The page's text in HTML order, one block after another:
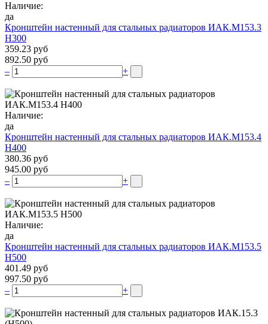
Наличие:
да
Кронштейн настенный для стальных радиаторов ИАК.М153.3
Н300
359.23 руб
892.50 руб
–
+
Наличие:
да
Кронштейн настенный для стальных радиаторов ИАК.М153.4
Н400
380.36 руб
945.00 руб
–
+
Наличие:
да
Кронштейн настенный для стальных радиаторов ИАК.М153.5
Н500
401.49 руб
997.50 руб
–
+